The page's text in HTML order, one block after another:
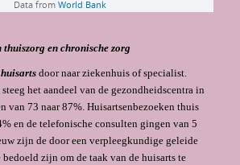
en chronische zorg
huisartsdoor naar ziekenhuis of specialist.
het aandeel van de gezondheidscentra in
van 73 naar 87%. Huisartsenbezoeken thuis
en de telefonische consulten gingen van 5
zijn de door een verpleegkundige geleide
zijn om de taak van de huisarts te